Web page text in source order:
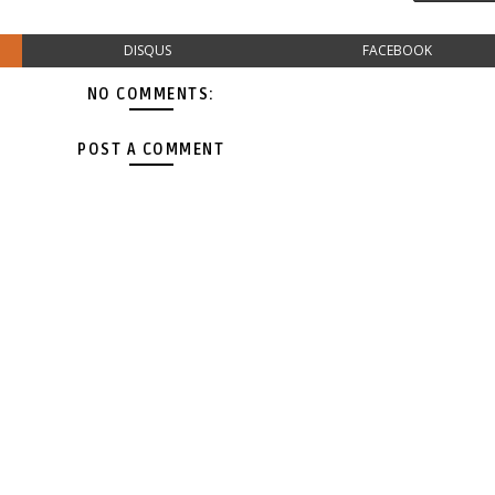
DISQUS FACEBOOK
NO COMMENTS:
POST A COMMENT